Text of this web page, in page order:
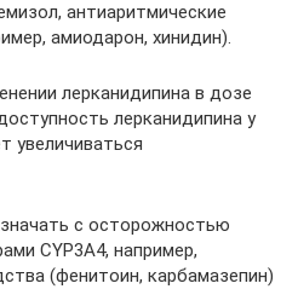
антиаритмические
амиодарон, хинидин).
лерканидипина в дозе
лерканидипина у
увеличиваться
с осторожностью
CYP3A4, например,
(фенитоин, карбамазепин)